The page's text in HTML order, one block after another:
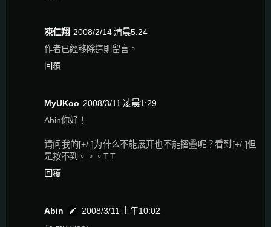
凍仁翔 2008/2/14 清晨5:24
作者已經移除這則留言。
回覆
MyUKoo 2008/3/11 凌晨1:29
Abin你好！
请问我的[+/-]为什么不能展开也不能摺疊呢？看到[+/-]但
是按不到。。。T.T
回覆
Abin
2008/3/11 上午10:02